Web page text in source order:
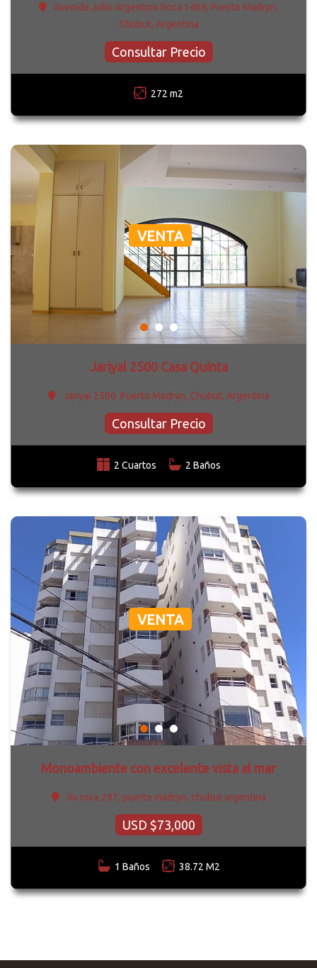
Avenida Julio Argentino Roca 1469, Puerto Madryn,
Chubut, Argentina
Consultar Precio
272 m2
VENTA
Jariyal 2500 Casa Quinta
Jariyal 2500. Puerto Madryn, Chubut, Argentina
Consultar Precio
2 Cuartos 2 Baños
VENTA
Monoambiente con excelente vista al mar
Av roca 297, puerto madryn, chubut argentina
USD $73,000
1 Baños 38.72 M2